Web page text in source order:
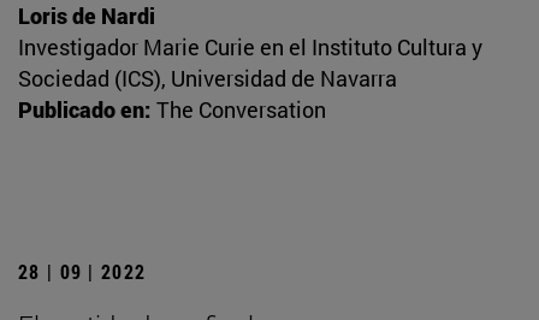
Loris de Nardi
Investigador Marie Curie en el Instituto Cultura y
Sociedad (ICS), Universidad de Navarra
Publicado en: The Conversation
28 | 09 | 2022